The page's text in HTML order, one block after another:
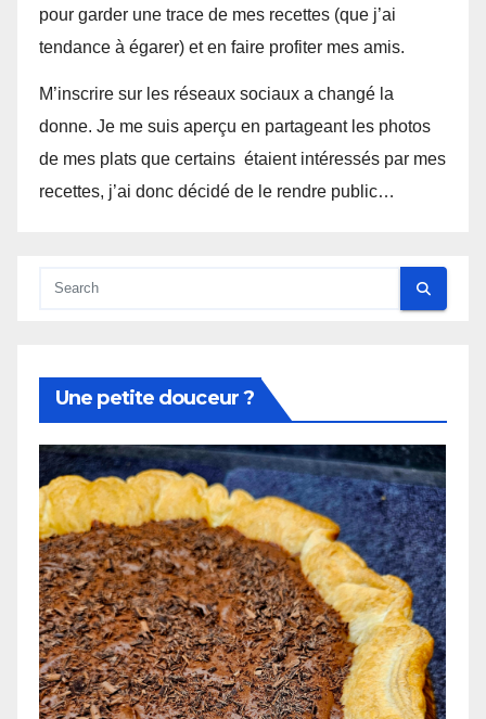
pour garder une trace de mes recettes (que j’ai
tendance à égarer) et en faire profiter mes amis.
M’inscrire sur les réseaux sociaux a changé la
donne. Je me suis aperçu en partageant les photos
de mes plats que certains étaient intéressés par mes
recettes, j’ai donc décidé de le rendre public…
Une petite douceur ?